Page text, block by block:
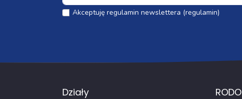
Akceptuję regulamin newslettera (regulamin)
Działy RODO